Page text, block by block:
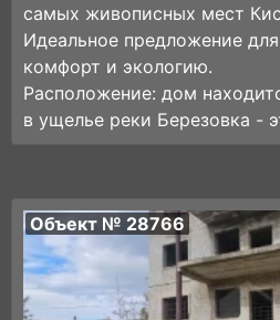
самых живописных мест
Идеальное предложение
комфорт и экологию.
Расположение: дом
в ущелье реки Березовка -
Объект № 28766